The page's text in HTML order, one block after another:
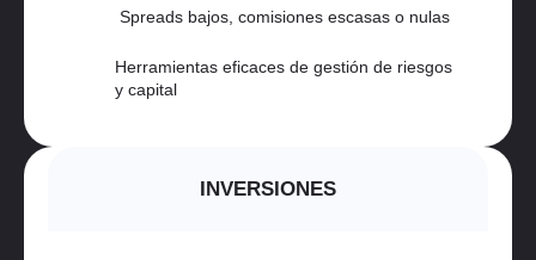
Spreads bajos, comisiones escasas o nulas
Herramientas eficaces de gestión de riesgos
y capital
INVERSIONES